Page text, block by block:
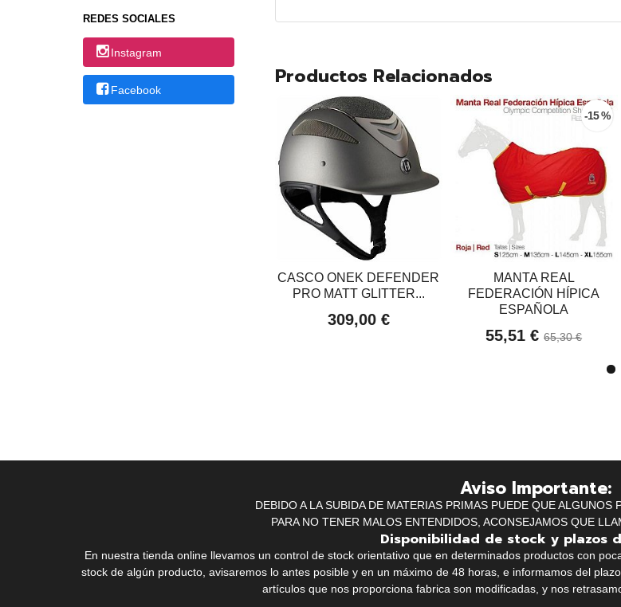
REDES SOCIALES
Instagram
Facebook
Productos Relacionados
CASCO ONEK DEFENDER
PRO MATT GLITTER...
309,00 €
-15 %
MANTA REAL
FEDERACIÓN HÍPICA
ESPAÑOLA
55,51 €65,30 €
Aviso Importante:
DEBIDO A LA SUBIDA DE MATERIAS PRIMAS PUEDE QUE ALGUNOS
PARA NO TENER MALOS ENTENDIDOS, ACONSEJAMOS QUE
Disponibilidad de stock y plazos
En nuestra tienda online llevamos un control de stock orientativo que en determinados productos con
stock de algún producto, avisaremos lo antes posible y en un máximo de 48 horas, e informamos del
artículos que nos proporciona fabrica son modificadas, y nos